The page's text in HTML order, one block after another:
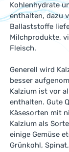
Kohlenhydrate
enthalten, dazu
Ballaststoffe
Milchprodukte,
Fleisch.
Generell wird
besser
Kalzium ist vor
enthalten. Gute
Käsesorten mit
Kalzium als
einige Gemüse
Grünkohl,